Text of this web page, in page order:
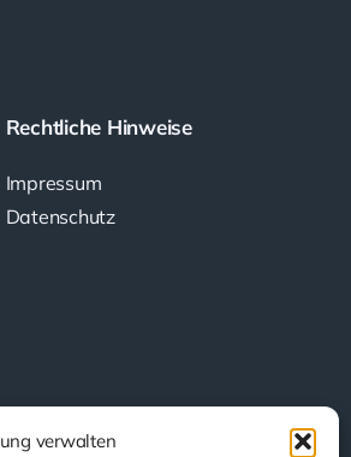
verwalten
Rechtliche Hinweise
Impressum
Datenschutz